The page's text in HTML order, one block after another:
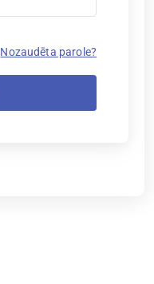
Nozaudēta parole?